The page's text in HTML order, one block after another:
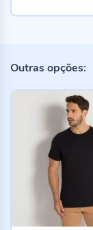
Outras opções: